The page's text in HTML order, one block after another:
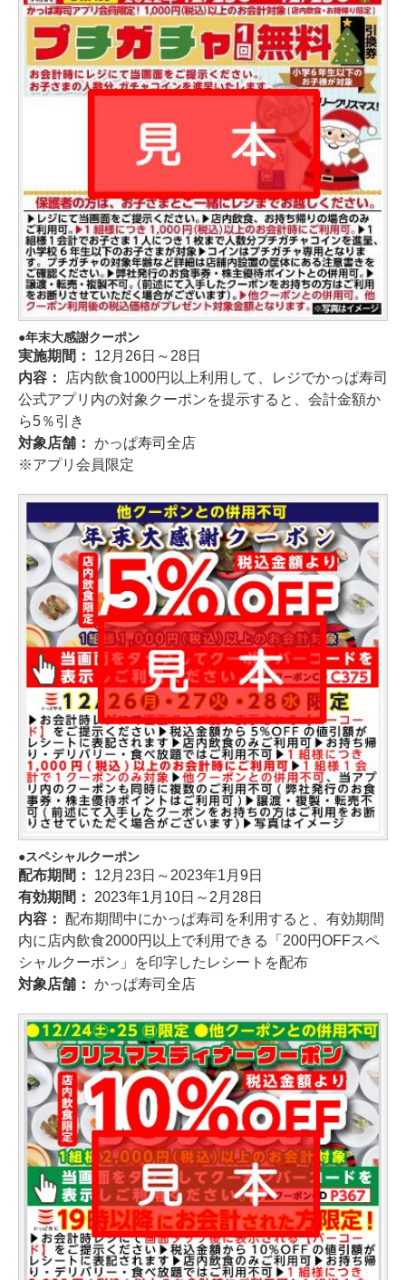
年末大感謝クーポン
実施期間： 12月26日～28日
内容：
店内飲食1000円以上利用して、レジでかっぱ寿司
公式アプリ内の対象クーポンを提示すると、会計金額か
ら5％引き
対象店舗： かっぱ寿司全店
※アプリ会員限定
スペシャルクーポン
配布期間： 12月23日～2023年1月9日
有効期間： 2023年1月10日～2月28日
内容： 配布期間中にかっぱ寿司を利用すると、有効期間
内に店内飲食2000円以上で利用できる「200円OFFスペ
シャルクーポン」を印字したレシートを配布
対象店舗： かっぱ寿司全店